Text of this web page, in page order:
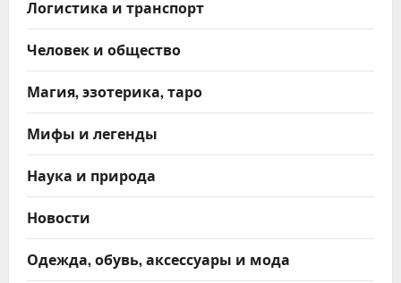
Логистика и транспорт
Человек и общество
Магия, эзотерика, таро
Мифы и легенды
Наука и природа
Новости
Одежда, обувь, аксессуары и мода